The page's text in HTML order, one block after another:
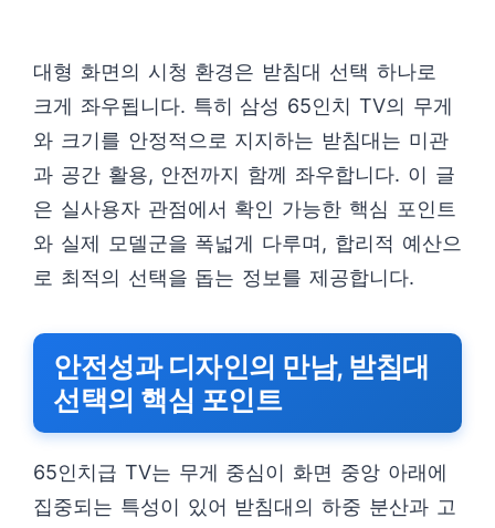
대형 화면의 시청 환경은 받침대 선택 하나로
크게 좌우됩니다. 특히 삼성 65인치 TV의 무게
와 크기를 안정적으로 지지하는 받침대는 미관
과 공간 활용, 안전까지 함께 좌우합니다. 이 글
은 실사용자 관점에서 확인 가능한 핵심 포인트
와 실제 모델군을 폭넓게 다루며, 합리적 예산으
로 최적의 선택을 돕는 정보를 제공합니다.
안전성과 디자인의 만남, 받침대
선택의 핵심 포인트
65인치급 TV는 무게 중심이 화면 중앙 아래에
집중되는 특성이 있어 받침대의 하중 분산과 고